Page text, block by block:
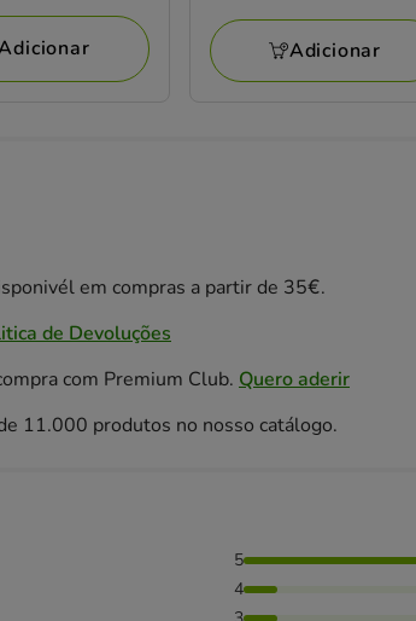
154.66€
Adicionar
em compras a partir de 35€.
de Devoluções
com Premium Club. Quero aderir
11.000 produtos no nosso catálogo.
das pessoas avaliaram com 4 estrelas, 8%
5
4